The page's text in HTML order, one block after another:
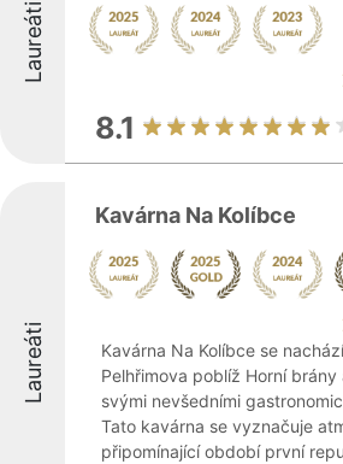
Laureáti
8.1
Laureáti
Kavárna Na Kolíbce
Kavárna Na Kolíbce se
Pelhřimova poblíž Horní brány
svými nevšedními
Tato kavárna se vyznačuje
připomínající období první